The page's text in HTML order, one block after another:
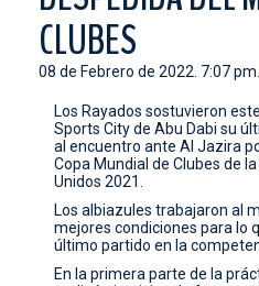
CLUBES
08 de Febrero de 2022. 7:07 pm.
Los Rayados sostuvieron
Sports City de Abu Dabi su
al encuentro ante Al Jazira
Copa Mundial de Clubes de
Unidos 2021.
Los albiazules trabajaron al
mejores condiciones para lo
último partido en la
En la primera parte de la